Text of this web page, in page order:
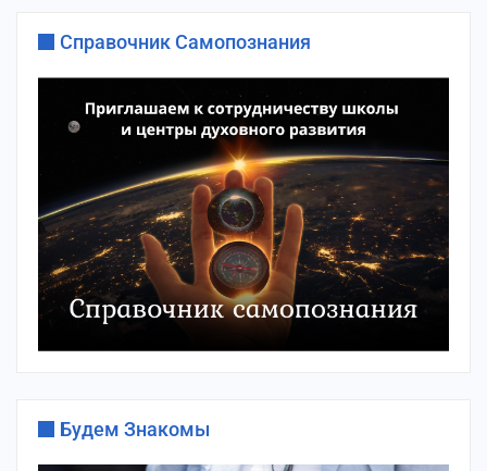
Справочник Самопознания
Будем Знакомы